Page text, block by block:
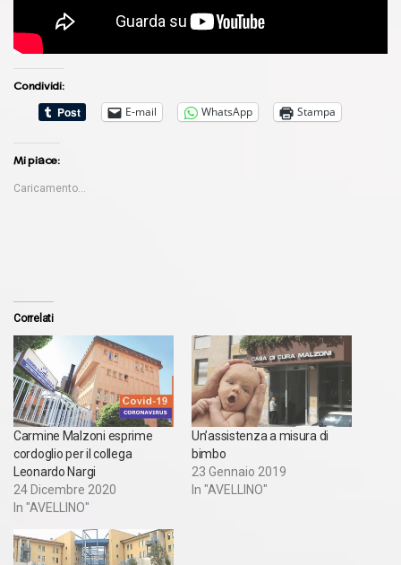
Condividi:
E-mail
WhatsApp Stampa
Mi piace:
Caricamento...
Correlati
Carmine Malzoni esprime
cordoglio per il collega
Leonardo Nargi
24 Dicembre 2020
In "AVELLINO"
Un’assistenza a misura di
bimbo
23 Gennaio 2019
In "AVELLINO"